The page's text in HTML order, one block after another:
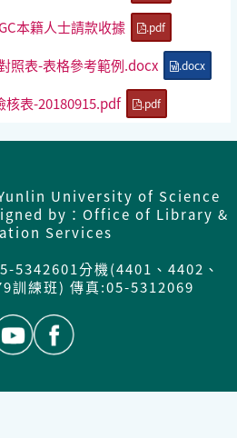
本籍人士請款收據 .pdf
照表-表格參考範例.docx .docx
核表-20180915.pdf .pdf
University of Science
by：Office of Library &
Services
5342601分機(4401、4402、
訓練班) 傳真:05-5312069